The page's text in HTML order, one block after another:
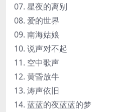
07. 星夜的离别
08. 爱的世界
09. 南海姑娘
10. 说声对不起
11. 空中歌声
12. 黄昏放牛
13. 涛声依旧
14. 蓝蓝的夜蓝蓝的梦